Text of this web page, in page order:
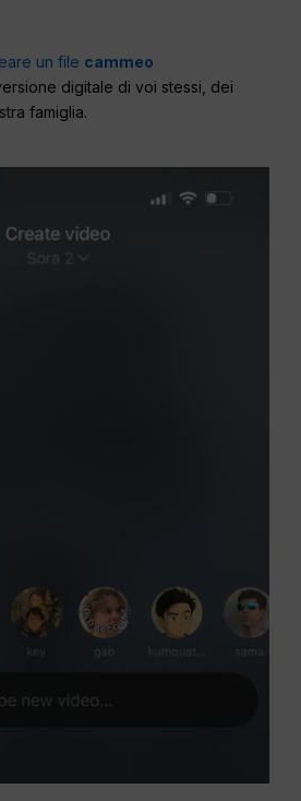
un file cammeo
digitale di voi stessi, dei
famiglia.